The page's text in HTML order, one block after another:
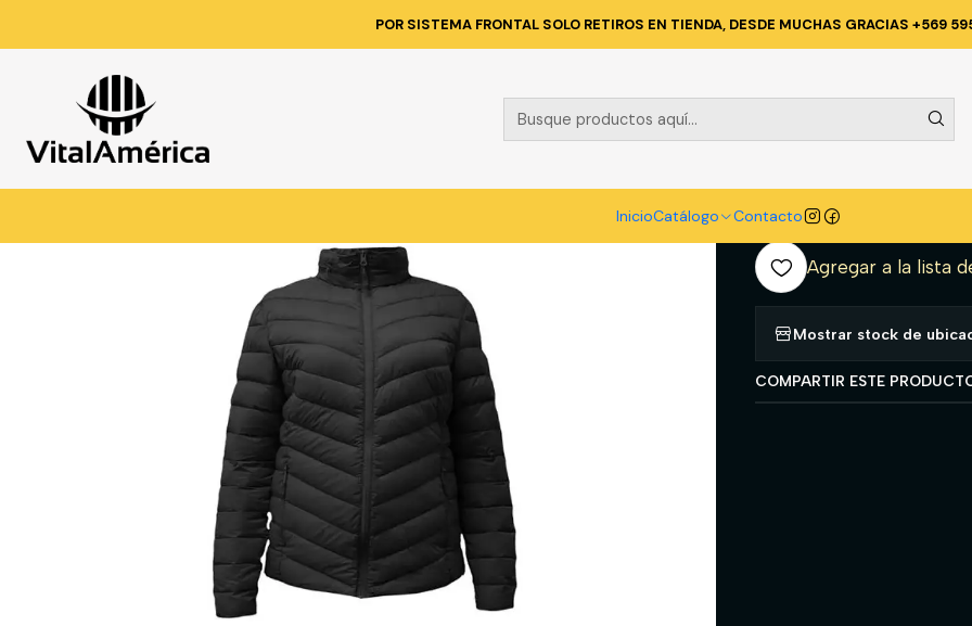
InicioCatálogo Contacto
POR SISTEMA FRONTAL SOLO RETIROS EN TIENDA, DESDE MUCHAS GRACIAS +569
VESTIMENTA TECNICA Y CORPORATIVA POLERONES Y CHAQUETAS PARKA HW
|
PARKA HW
NEGRO L
Cantidad
Agregar a la lista
Mostrar stock de
COMPARTIR ESTE